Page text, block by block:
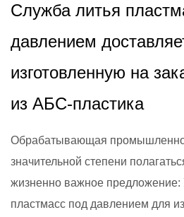
Служба литья
давлением
изготовленную на
из АБС-пластика
Обрабатывающая
значительной степени
жизненно важное предложение:
пластмасс под давлением для